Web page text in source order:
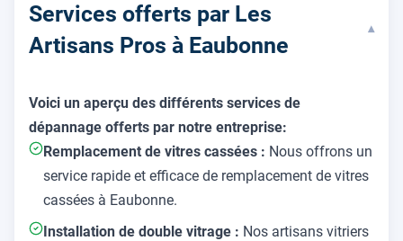
Services offerts par Les
Artisans Pros à Eaubonne
▾
Voici un aperçu des différents services de
dépannage offerts par notre entreprise:
Remplacement de vitres cassées : Nous offrons un
service rapide et efficace de remplacement de vitres
cassées à Eaubonne.
Installation de double vitrage : Nos artisans vitriers